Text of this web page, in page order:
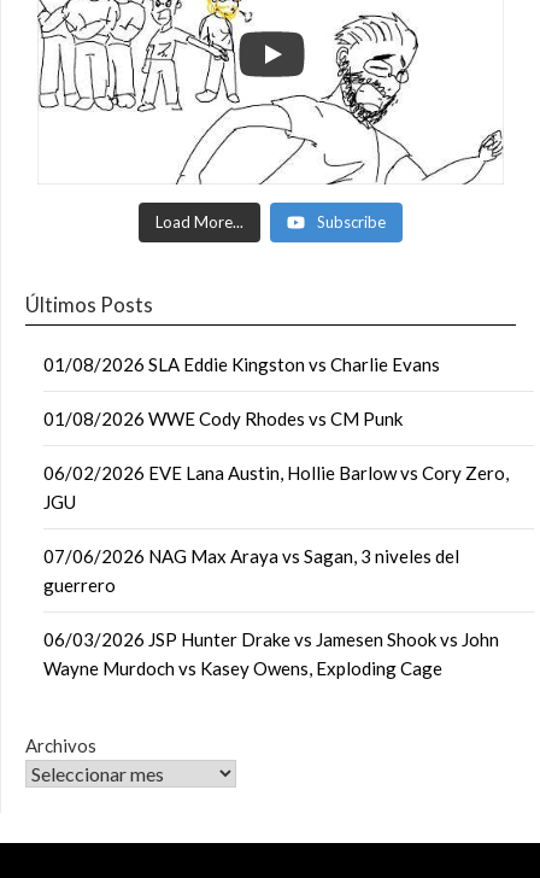
Load More... Subscribe
Últimos Posts
01/08/2026 SLA Eddie Kingston vs Charlie Evans
01/08/2026 WWE Cody Rhodes vs CM Punk
06/02/2026 EVE Lana Austin, Hollie Barlow vs Cory Zero,
JGU
07/06/2026 NAG Max Araya vs Sagan, 3 niveles del
guerrero
06/03/2026 JSP Hunter Drake vs Jamesen Shook vs John
Wayne Murdoch vs Kasey Owens, Exploding Cage
Archivos